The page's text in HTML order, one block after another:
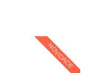
NOVIDADE